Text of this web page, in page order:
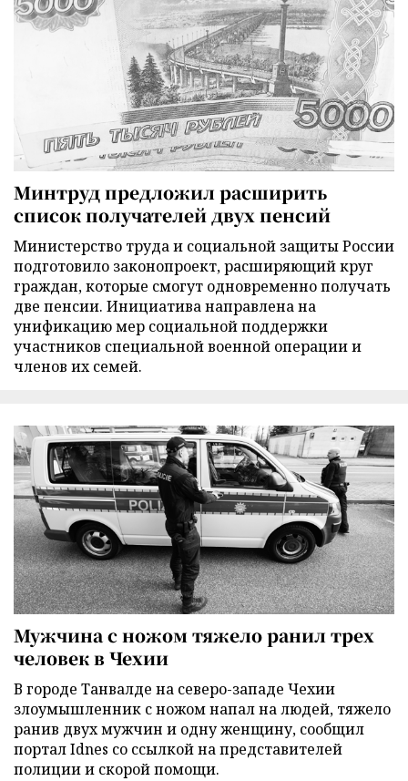
Минтруд предложил расширить
список получателей двух пенсий
Министерство труда и социальной защиты России
подготовило законопроект, расширяющий круг
граждан, которые смогут одновременно получать
две пенсии. Инициатива направлена на
унификацию мер социальной поддержки
участников специальной военной операции и
членов их семей.
Мужчина с ножом тяжело ранил трех
человек в Чехии
В городе Танвалде на северо-западе Чехии
злоумышленник с ножом напал на людей, тяжело
ранив двух мужчин и одну женщину, сообщил
портал Idnes со ссылкой на представителей
полиции и скорой помощи.